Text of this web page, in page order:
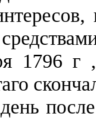
1796 г